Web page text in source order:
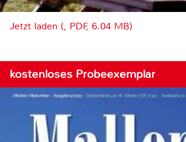
Jetzt laden (, PDF, 6.04 MB)
kostenloses Probeexemplar